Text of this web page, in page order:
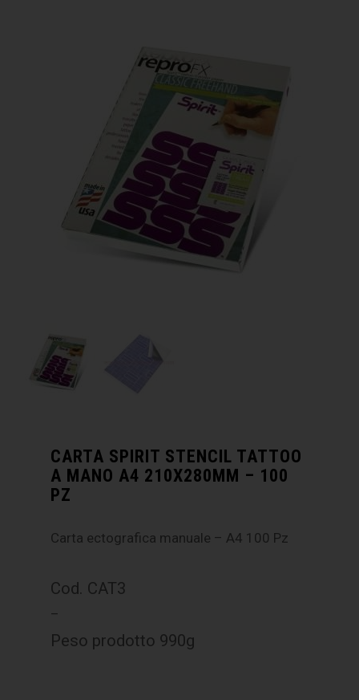
CARTA SPIRIT STENCIL TATTOO
A MANO A4 210X280MM – 100
PZ
Carta ectografica manuale – A4 100 Pz
Cod. CAT3
–
Peso prodotto 990g